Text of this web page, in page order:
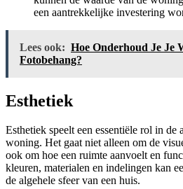
een aantrekkelijke investering
Lees ook: Hoe Onderhoud Je Je
Fotobehang?
Esthetiek
Esthetiek speelt een essentiële rol in de
woning. Het gaat niet alleen om de
ook om hoe een ruimte aanvoelt en
kleuren, materialen en indelingen kan
de algehele sfeer van een huis.